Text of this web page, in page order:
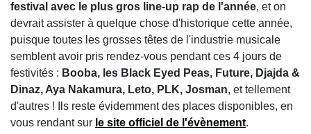
festival avec le plus gros line-up rap de l'année, et on
devrait assister à quelque chose d'historique cette année,
puisque toutes les grosses têtes de l'industrie musicale
semblent avoir pris rendez-vous pendant ces 4 jours de
festivités : Booba, les Black Eyed Peas, Future, Djajda &
Dinaz, Aya Nakamura, Leto, PLK, Josman, et tellement
d'autres ! Ils reste évidemment des places disponibles, en
vous rendant sur le site officiel de l'évènement.